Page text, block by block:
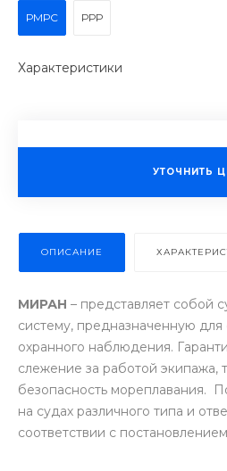
РМРС РРР
Характеристики
УТОЧНИТЬ
ОПИСАНИЕ
МИРАН – представляет собой
систему, предназначенную
охранного наблюдения.
слежение за работой
безопасность мореплавания.
на судах различного типа и
соответствии с